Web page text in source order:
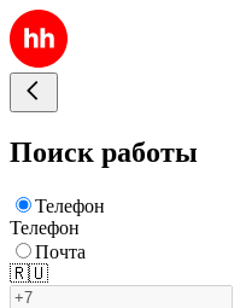
Поиск работы
Телефон
Телефон
Почта
🇷🇺